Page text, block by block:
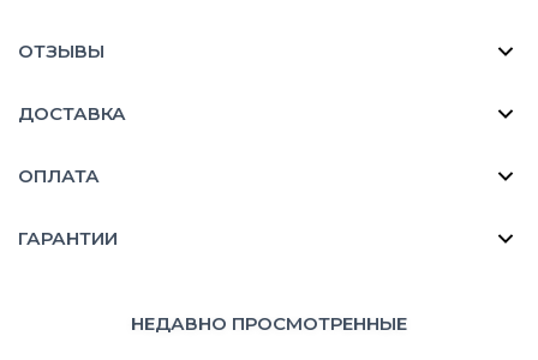
ОТЗЫВЫ
ДОСТАВКА
ОПЛАТА
ГАРАНТИИ
НЕДАВНО ПРОСМОТРЕННЫЕ